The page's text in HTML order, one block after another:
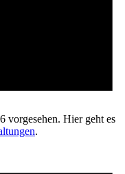
vorgesehen. Hier geht es
.